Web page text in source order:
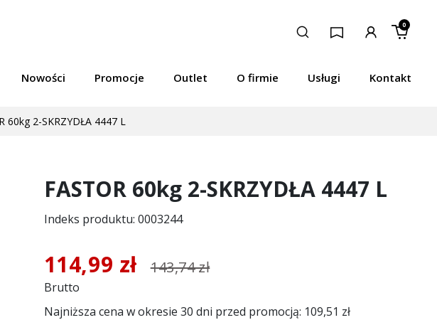
Nowości Promocje Outlet O firmie Usługi Kontakt
0
60kg 2-SKRZYDŁA 4447 L
FASTOR 60kg 2-SKRZYDŁA 4447 L
Indeks produktu: 0003244
114,99 zł 143,74 zł
Brutto
Najniższa cena w okresie 30 dni przed promocją: 109,51 zł